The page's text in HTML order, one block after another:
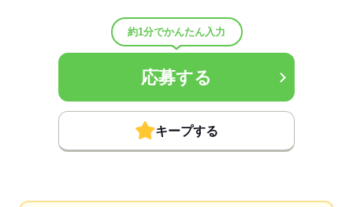
約1分でかんたん入力
応募する
キープする